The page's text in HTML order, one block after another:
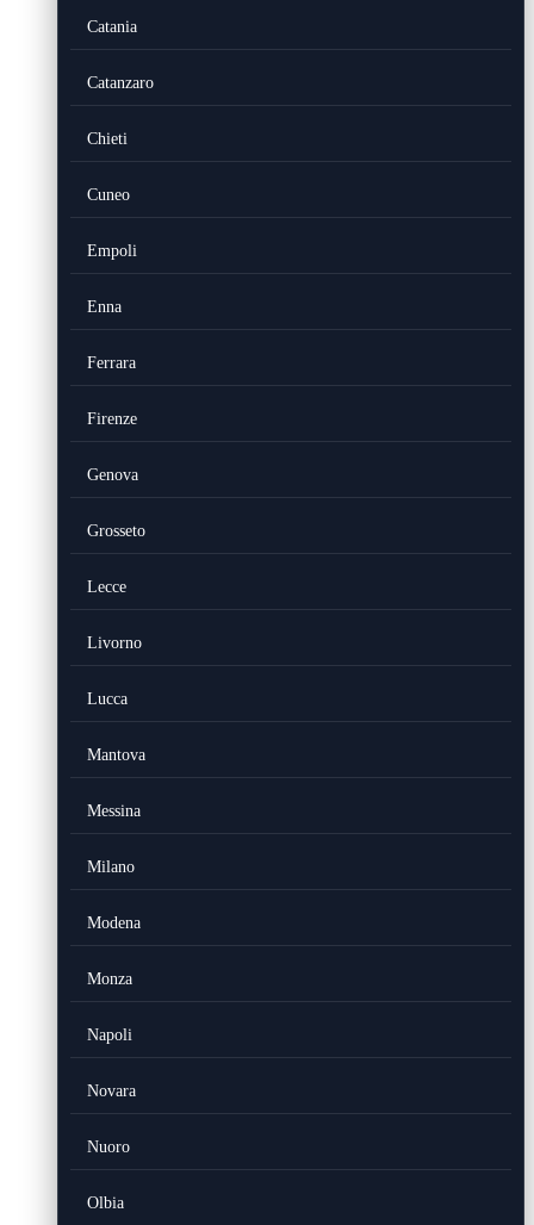
Catania
Catanzaro
Chieti
Cuneo
Empoli
Enna
Ferrara
Firenze
Genova
Grosseto
Lecce
Livorno
Lucca
Mantova
Messina
Milano
Modena
Monza
Napoli
Novara
Nuoro
Olbia